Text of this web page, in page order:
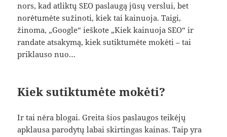
nors, kad atliktų SEO paslaugą jūsų verslui, bet
norėtumėte sužinoti, kiek tai kainuoja. Taigi,
žinoma, „Google“ ieškote „Kiek kainuoja SEO“ ir
randate atsakymą, kiek sutiktumėte mokėti – tai
priklauso nuo…
Kiek sutiktumėte mokėti?
Ir tai nėra blogai. Greita šios paslaugos teikėjų
apklausa parodytų labai skirtingas kainas. Taip yra